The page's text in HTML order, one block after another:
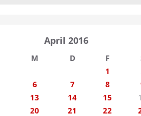
April 2016
M D F
1
6 7 8
13 14 15
20 21 22